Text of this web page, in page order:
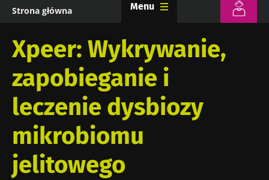
Ścieżka
Strona główna Menu
Xpeer: Wykrywanie,
zapobieganie i
leczenie dysbiozy
mikrobiomu
jelitowego